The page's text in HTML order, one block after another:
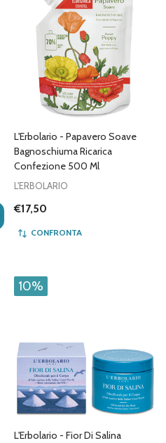
L'Erbolario - Papavero Soave
Bagnoschiuma Ricarica
Confezione 500 Ml
L'ERBOLARIO
€17,50
CONFRONTA
10%
L'Erbolario - Fior Di Salina